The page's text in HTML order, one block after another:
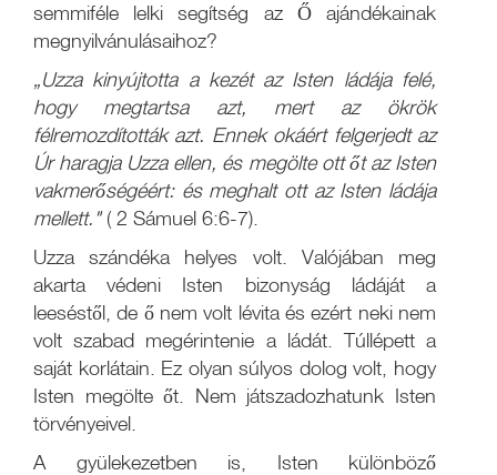
semmiféle lelki segítség az Ő ajándékainak
megnyilvánulásaihoz?
„Uzza kinyújtotta a kezét az Isten ládája felé,
hogy megtartsa azt, mert az ökrök
félremozdították azt. Ennek okáért felgerjedt az
Úr haragja Uzza ellen, és megölte ott őt az Isten
vakmerőségéért: és meghalt ott az Isten ládája
mellett."( 2 Sámuel 6:6-7).
Uzza szándéka helyes volt. Valójában meg
akarta védeni Isten bizonyság ládáját a
leeséstől, de ő nem volt lévita és ezért neki nem
volt szabad megérintenie a ládát. Túllépett a
saját korlátain. Ez olyan súlyos dolog volt, hogy
Isten megölte őt. Nem játszadozhatunk Isten
törvényeivel.
A gyülekezetben is, Isten különböző